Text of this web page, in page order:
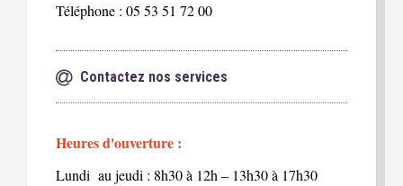
Téléphone : 05 53 51 72 00
Contactez nos services
Heures d'ouverture :
Lundi au jeudi : 8h30 à 12h – 13h30 à 17h30